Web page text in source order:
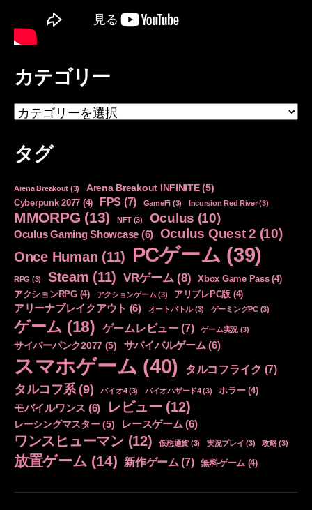
カテゴリー
カ
リ
タグ
Arena Breakout (3) Arena Breakout INFINITE(5)
Cyberpunk 2077 (4) FPS (7) GameFi (3) Incursion Red River(3)
MMORPG (13) NFT(3) Oculus (10)
Oculus Gaming Showcase (6) Oculus Quest 2 (10)
Once Human (11) PCゲーム (39)
RPG (3) Steam (11) VRゲーム(8) Xbox Game Pass(4)
アクションRPG(4) アクションゲーム(3) アリブレPC版 (4)
アリーナブレイクアウト (6) オートバトル(3) ゲーミングPC(3)
ゲーム (18) ゲームレビュー(7) ゲーム実況 (3)
サイバーパンク2077 (5) サバイバルゲーム(6)
スマホゲーム (40) タルコフライク (7)
タルコフ系(9) バイオ4(3) バイオハザード4(3) ホラー(4)
モバイルワンス (6) レビュー (12)
レーシングマスター(5) レースゲーム(6)
ワンスヒューマン (12) 仮想通貨 (3) 実況プレイ (3) 攻略(3)
放置ゲーム (14) 新作ゲーム (7) 無料ゲーム (4)